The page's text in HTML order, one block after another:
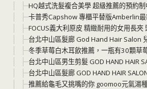
HQ越式洗髮複合美學 超級推薦的預約
卡普秀Capshow 專櫃平替版Amberlin
FOCUS義大利原皮 精緻耐用的女用長
台北中山區髮廊 God Hand Hair Salon
冬季草莓白木耳飲推薦，一瓶有30顆草
台北中山區男生剪髮 GOD HAND HAIR
台北中山區髮廊 GOD HAND HAIR
推薦給龜毛又挑嘴的你 goomoo元氣湯